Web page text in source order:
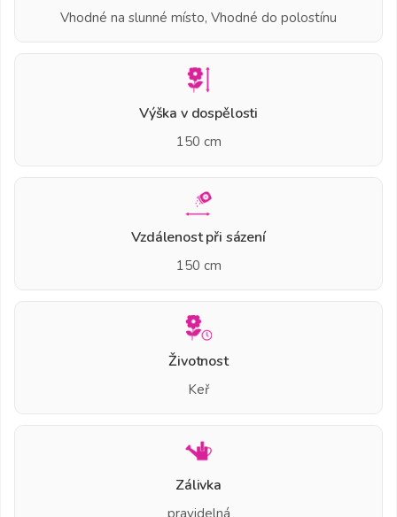
Vhodné na slunné místo, Vhodné do polostínu
Výška v dospělosti
150 cm
Vzdálenost při sázení
150 cm
Životnost
Keř
Zálivka
pravidelná